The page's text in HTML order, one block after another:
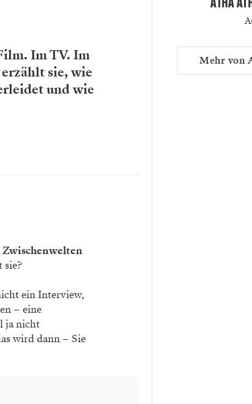
Im TV. Im
sie, wie
und wie
sie?
ein Interview,
– eine
ja nicht
wird dann – Sie
Mehr von